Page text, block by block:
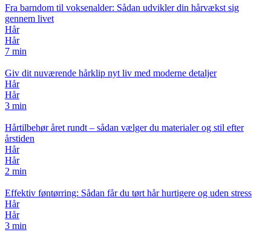
Fra barndom til voksenalder: Sådan udvikler din hårvækst sig
gennem livet
Hår
Hår
7 min
Giv dit nuværende hårklip nyt liv med moderne detaljer
Hår
Hår
3 min
Hårtilbehør året rundt – sådan vælger du materialer og stil efter
årstiden
Hår
Hår
2 min
Effektiv føntørring: Sådan får du tørt hår hurtigere og uden stress
Hår
Hår
3 min